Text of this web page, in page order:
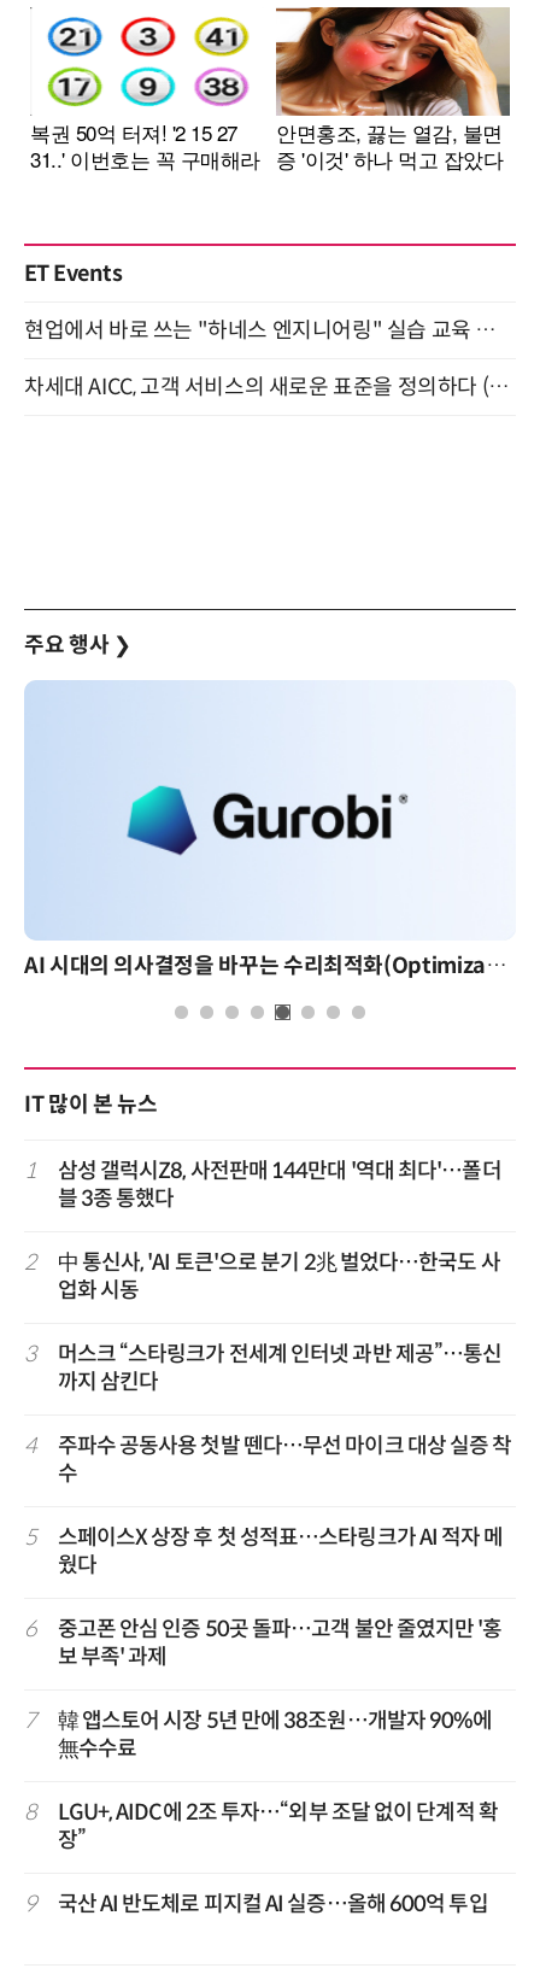
ET Events
현업에서 바로 쓰는 "하네스 엔지니어링" 실습 교육 워크숍 8월 20일 개최
차세대 AICC, 고객 서비스의 새로운 표준을 정의하다 (9/9)
주요 행사 ❯
AI 시대의 의사결정을 바꾸는 수리최적화(Optimization): 실제 산업 적용 사례와 활용 전략
IT 많이 본 뉴스
1
삼성 갤럭시Z8, 사전판매 144만대 '역대 최다'…폴더
블 3종 통했다
2
中 통신사, 'AI 토큰'으로 분기 2兆 벌었다…한국도 사
업화 시동
3
머스크 “스타링크가 전세계 인터넷 과반 제공”…통신
까지 삼킨다
4
주파수 공동사용 첫발 뗀다…무선 마이크 대상 실증 착
수
5
스페이스X 상장 후 첫 성적표…스타링크가 AI 적자 메
웠다
6
중고폰 안심 인증 50곳 돌파…고객 불안 줄였지만 '홍
보 부족' 과제
7
韓 앱스토어 시장 5년 만에 38조원…개발자 90%에
無수수료
8
LGU+, AIDC에 2조 투자…“외부 조달 없이 단계적 확
장”
9 국산 AI 반도체로 피지컬 AI 실증…올해 600억 투입